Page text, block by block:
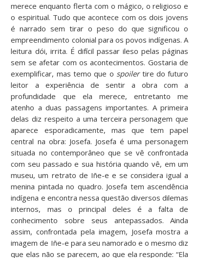
merece enquanto flerta com o mágico, o religioso e
o espiritual. Tudo que acontece com os dois jovens
é narrado sem tirar o peso do que significou o
empreendimento colonial para os povos indígenas. A
leitura dói, irrita. É difícil passar ileso pelas páginas
sem se afetar com os acontecimentos. Gostaria de
exemplificar, mas temo que o spoiler tire do futuro
leitor a experiência de sentir a obra com a
profundidade que ela merece, entretanto me
atenho a duas passagens importantes. A primeira
delas diz respeito a uma terceira personagem que
aparece esporadicamente, mas que tem papel
central na obra: Josefa. Josefa é uma personagem
situada no contemporâneo que se vê confrontada
com seu passado e sua história quando vê, em um
museu, um retrato de Iñe-e e se considera igual a
menina pintada no quadro. Josefa tem ascendência
indígena e encontra nessa questão diversos dilemas
internos, mas o principal deles é a falta de
conhecimento sobre seus antepassados. Ainda
assim, confrontada pela imagem, Josefa mostra a
imagem de Iñe-e para seu namorado e o mesmo diz
que elas não se parecem, ao que ela responde: “Ela